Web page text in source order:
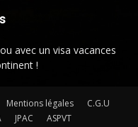
avec un visa vacances
!
Mentions légales
C.G.U
JPAC ASPVT